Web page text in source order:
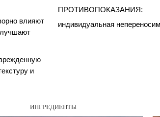
влияют
и
ПРОТИВОПОКАЗАНИЯ:
индивидуальная
ИНГРЕДИЕНТЫ